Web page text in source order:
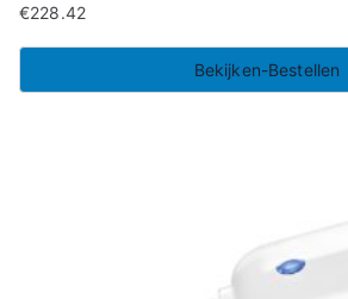
€228.42
Bekijken-Bestellen